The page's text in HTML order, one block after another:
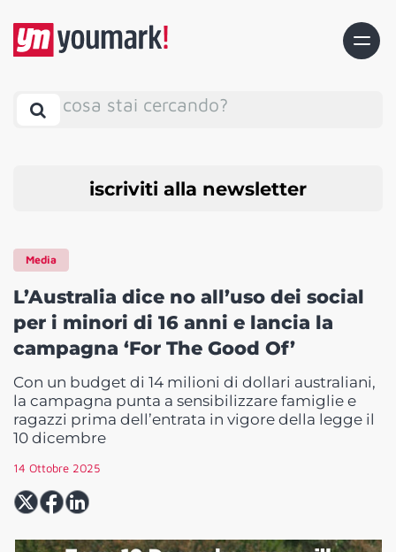
cosa stai cercando?
iscriviti alla newsletter
Media
L’Australia dice no all’uso dei social
per i minori di 16 anni e lancia la
campagna ‘For The Good Of’
Con un budget di 14 milioni di dollari australiani,
la campagna punta a sensibilizzare famiglie e
ragazzi prima dell’entrata in vigore della legge il
10 dicembre
14 Ottobre 2025